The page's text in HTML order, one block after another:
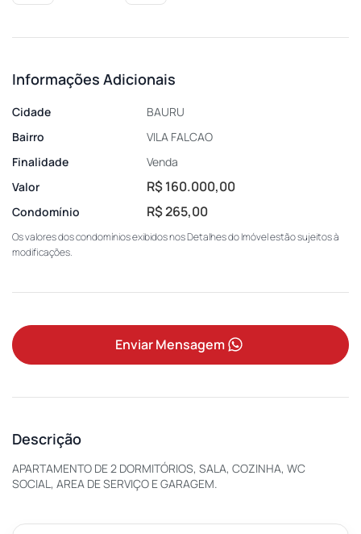
Informações Adicionais
Cidade
BAURU
Bairro
VILA FALCAO
Finalidade
Venda
Valor
R$ 160.000,00
Condomínio R$ 265,00
Os valores dos condomínios exibidos nos Detalhes do Imóvel estão sujeitos à
modificações.
Enviar Mensagem
Descrição
APARTAMENTO DE 2 DORMITÓRIOS, SALA, COZINHA, WC
SOCIAL, AREA DE SERVIÇO E GARAGEM.